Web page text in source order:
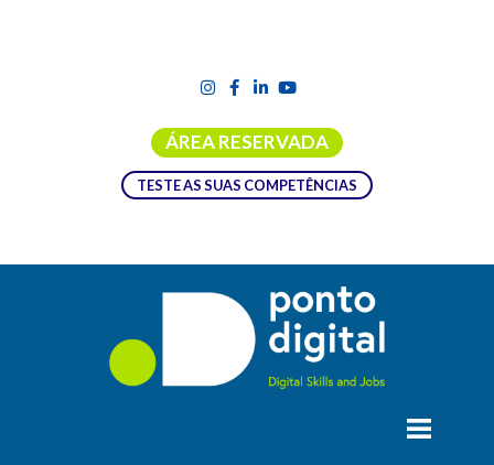
ÁREA RESERVADA
TESTE AS SUAS COMPETÊNCIAS